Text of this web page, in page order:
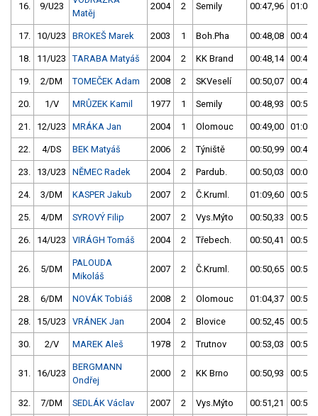
16. 9/U23
Matěj
2004 2 Semily 00:47,96
17. 10/U23 BROKEŠ Marek 2003 1 Boh.Pha 00:48,08
18. 11/U23 TARABA Matyáš 2004 2 KK Brand 00:48,14
19. 2/DM TOMEČEK Adam 2008 2 SKVeselí 00:50,07
20. 1/V MRŮZEK Kamil 1977 1 Semily 00:48,93
21. 12/U23 MRÁKA Jan 2004 1 Olomouc 00:49,00
22. 4/DS BEK Matyáš 2006 2 Týniště 00:50,99
23. 13/U23 NĚMEC Radek 2004 2 Pardub. 00:50,03
24. 3/DM KASPER Jakub 2007 2 Č.Kruml. 01:09,60
25. 4/DM SYROVÝ Filip 2007 2 Vys.Mýto 00:50,33
26. 14/U23 VIRÁGH Tomáš 2004 2 Třebech. 00:50,41
26. 5/DM
PALOUDA
Mikoláš
2007 2 Č.Kruml. 00:50,65
28. 6/DM NOVÁK Tobiáš 2008 2 Olomouc 01:04,37
28. 15/U23 VRÁNEK Jan 2004 2 Blovice 00:52,45
30. 2/V MAREK Aleš 1978 2 Trutnov 00:53,03
31. 16/U23
BERGMANN
Ondřej
2000 2 KK Brno 00:50,93
32. 7/DM SEDLÁK Václav 2007 2 Vys.Mýto 00:51,21